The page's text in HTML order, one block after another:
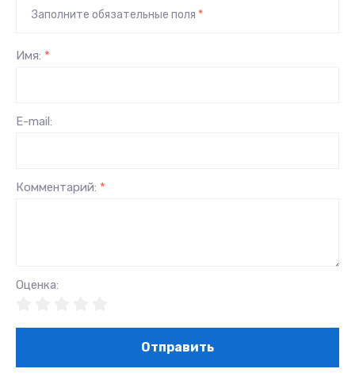
Заполните обязательные поля *
Имя: *
E-mail:
Комментарий: *
Оценка:
Отправить